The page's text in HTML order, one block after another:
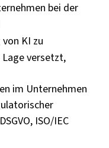
bei der
KI zu
versetzt,
im Unternehmen
ISO/IEC